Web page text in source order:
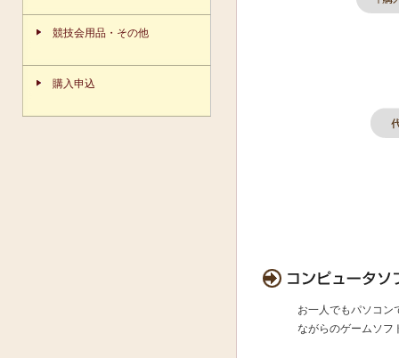
競技会用品・その他
購入申込
お一人でもパソコン
ながらのゲームソフ